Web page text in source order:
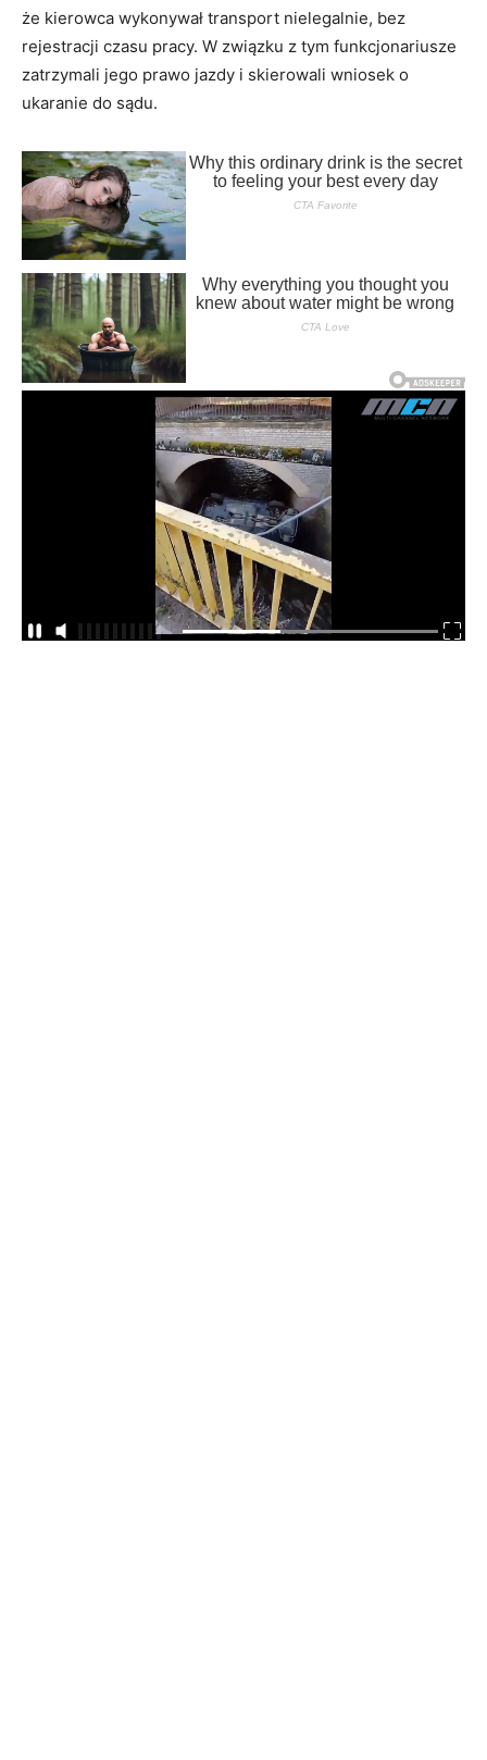
że kierowca wykonywał transport nielegalnie, bez
rejestracji czasu pracy. W związku z tym funkcjonariusze
zatrzymali jego prawo jazdy i skierowali wniosek o
ukaranie do sądu.